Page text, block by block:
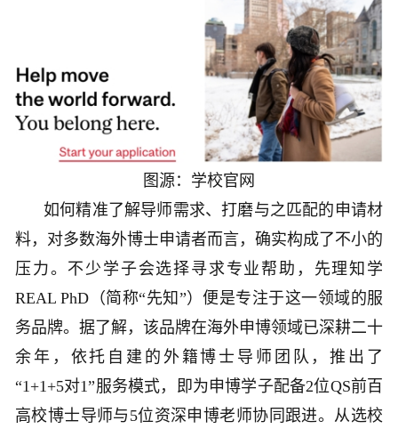
图源：学校官网
如何精准了解导师需求、打磨与之匹配的申请材
料，对多数海外博士申请者而言，确实构成了不小的
压力。不少学子会选择寻求专业帮助，先理知学
REAL PhD（简称“先知”）便是专注于这一领域的服
务品牌。据了解，该品牌在海外申博领域已深耕二十
余年，依托自建的外籍博士导师团队，推出了
“1+1+5对1”服务模式，即为申博学子配备2位QS前百
高校博士导师与5位资深申博老师协同跟进。从选校